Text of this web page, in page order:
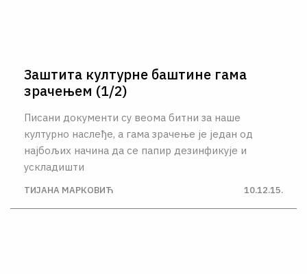
Заштита културне баштине гама
зрачењем (1/2)
Писани документи су веома битни за наше
културно наслеђе, а гама зрачење је један од
најбољих начина да се папир дезинфикује и
ускладишти
ТИЈАНА МАРКОВИЋ 10.12.15.